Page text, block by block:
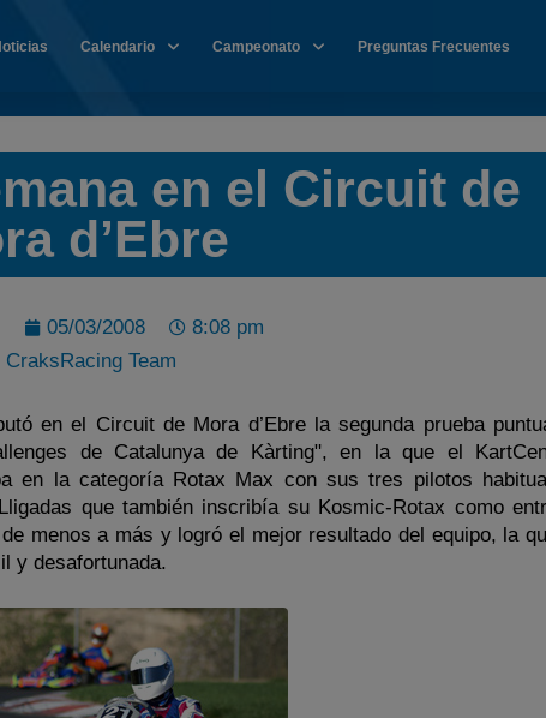
Calendario Campeonato Preguntas Frecuentes
en el Circuit de
d’Ebre
05/03/2008
8:08 pm
CraksRacing Team
en el Circuit de Mora d’Ebre la segunda prueba
de Catalunya de Kàrting", en la que el
en la categoría Rotax Max con sus tres pilotos
que también inscribía su Kosmic-Rotax como
menos a más y logró el mejor resultado del equipo, la
y desafortunada.